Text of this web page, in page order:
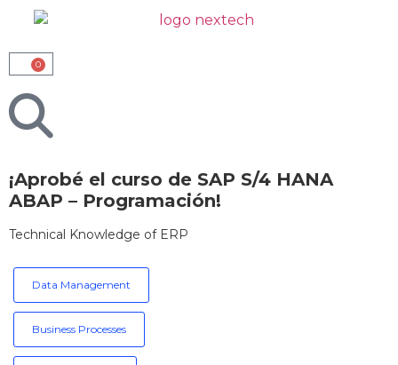
0
¡Aprobé el curso de SAP S/4 HANA
ABAP – Programación!
Technical Knowledge of ERP
Data Management
Business Processes